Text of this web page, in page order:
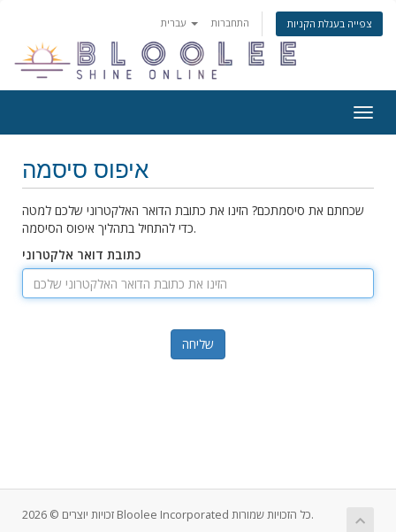
התחברות צפייה בעגלת הקניות
ניווט
איפוס סיסמה
שכחתם את סיסמתכם? הזינו את כתובת הדואר האלקטרוני שלכם למטה
כדי להתחיל בתהליך איפוס הסיסמה.
כתובת דואר אלקטרוני
שליחה
זכויות יוצרים © 2026 Bloolee Incorporated כל הזכויות שמורות.